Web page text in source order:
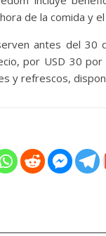
de la comida y
antes del 30
por USD 30
y refrescos,